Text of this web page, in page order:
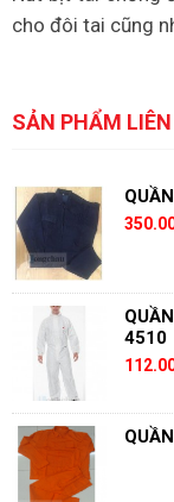
cho đôi tai cũng
SẢN PHẨM
4510